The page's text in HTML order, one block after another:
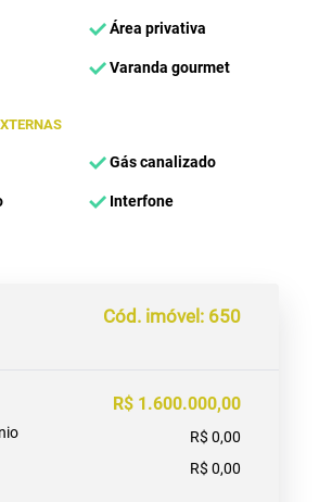
Área privativa
Varanda gourmet
Gás canalizado
Interfone
Cód. imóvel: 650
R$ 1.600.000,00
R$ 0,00
R$ 0,00